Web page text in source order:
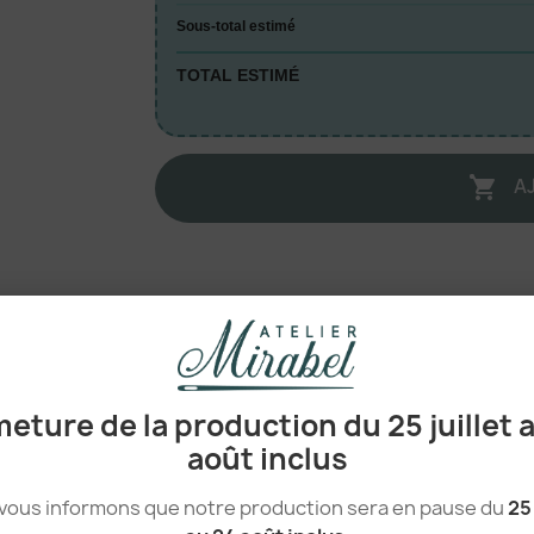
de la production du 25 juillet
août inclus
informons que notre production sera en pause du
Sous-total estimé
TOTAL ESTIMÉ

Sac cabas